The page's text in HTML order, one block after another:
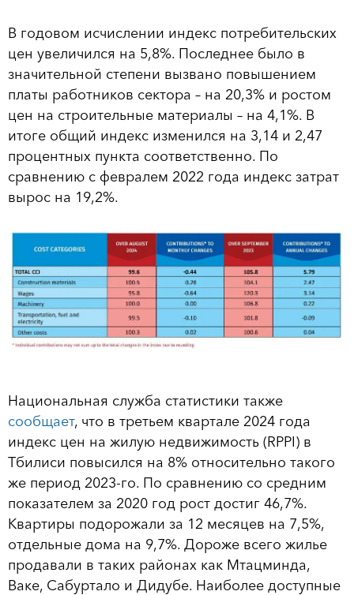
В годовом исчислении индекс потребительских
цен увеличился на 5,8%. Последнее было в
значительной степени вызвано повышением
платы работников сектора – на 20,3% и ростом
цен на строительные материалы – на 4,1%. В
итоге общий индекс изменился на 3,14 и 2,47
процентных пункта соответственно. По
сравнению с февралем 2022 года индекс затрат
вырос на 19,2%.
Национальная служба статистики также
сообщает, что в третьем квартале 2024 года
индекс цен на жилую недвижимость (RPPI) в
Тбилиси повысился на 8% относительно такого
же период 2023-го. По сравнению со средним
показателем за 2020 год рост достиг 46,7%.
Квартиры подорожали за 12 месяцев на 7,5%,
отдельные дома на 9,7%. Дороже всего жилье
продавали в таких районах как Мтацминда,
Ваке, Сабуртало и Дидубе. Наиболее доступные